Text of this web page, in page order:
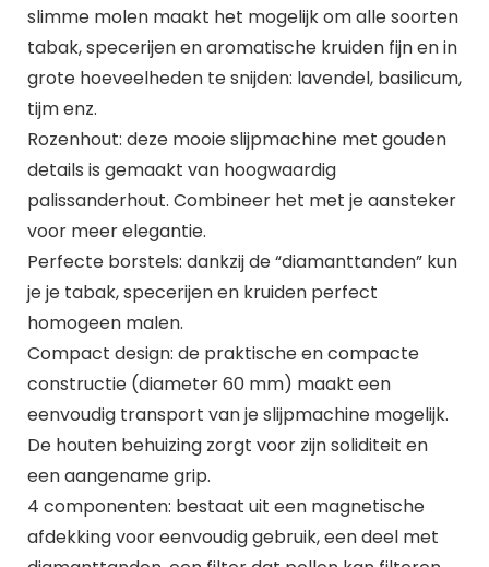
slimme molen maakt het mogelijk om alle soorten
tabak, specerijen en aromatische kruiden fijn en in
grote hoeveelheden te snijden: lavendel, basilicum,
tijm enz.
Rozenhout: deze mooie slijpmachine met gouden
details is gemaakt van hoogwaardig
palissanderhout. Combineer het met je aansteker
voor meer elegantie.
Perfecte borstels: dankzij de “diamanttanden” kun
je je tabak, specerijen en kruiden perfect
homogeen malen.
Compact design: de praktische en compacte
constructie (diameter 60 mm) maakt een
eenvoudig transport van je slijpmachine mogelijk.
De houten behuizing zorgt voor zijn soliditeit en
een aangename grip.
4 componenten: bestaat uit een magnetische
afdekking voor eenvoudig gebruik, een deel met